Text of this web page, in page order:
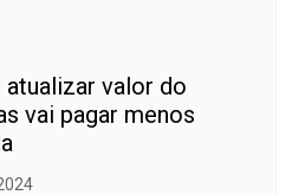
valor do
vai pagar menos